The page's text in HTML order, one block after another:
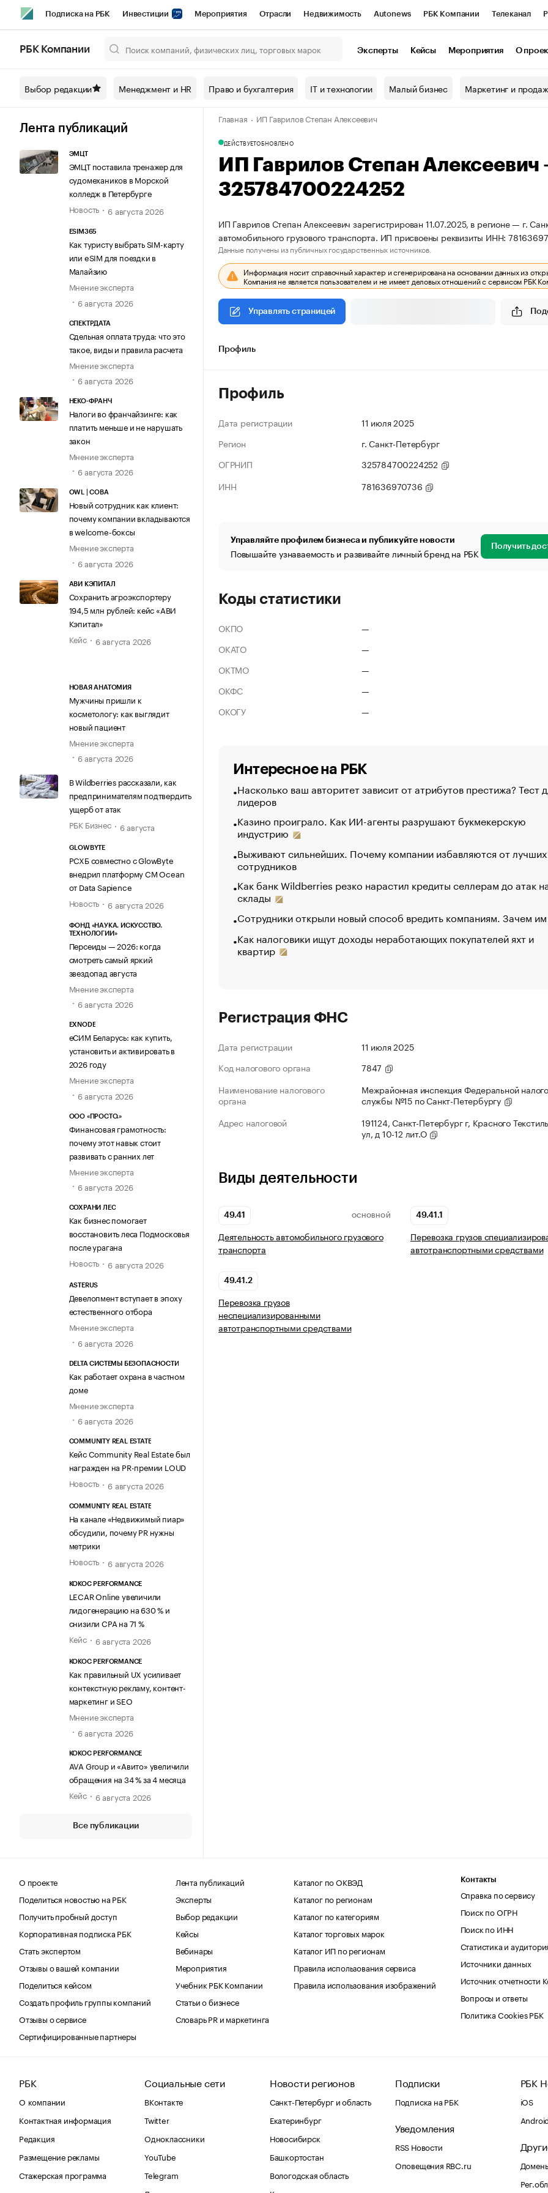
Подписка на РБК Инвестиции Мероприятия Отрасли Недвижимость Autonews РБК Компании Телеканал
Спецпроекты СПб Конференции СПб Спецпроекты Проверка контрагентов
Технологии и медиа Рынок наличной валюты
РБК Компании Эксперты Кейсы Мероприятия О
Выбор редакции Менеджмент и HR Право и бухгалтерия IT и технологии Малый бизнес Маркетинг и
Лента публикаций
ЭМЦТ
ЭМЦТ поставила тренажер для
судомехаников в Морской
колледж в Петербурге
Новость
6 августа 2026
ESIM365
Как туристу выбрать SIM-карту
или eSIM для поездки в
Малайзию
Мнение эксперта
6 августа 2026
СПЕКТРДАТА
Сдельная оплата труда: что это
такое, виды и правила расчета
Мнение эксперта
6 августа 2026
НЕКО-ФРАНЧ
Налоги во франчайзинге: как
платить меньше и не нарушать
закон
Мнение эксперта
6 августа 2026
OWL | СОВА
Новый сотрудник как клиент:
почему компании вкладываются
в welcome-боксы
Мнение эксперта
6 августа 2026
АВИ КЭПИТАЛ
Сохранить агроэкспортеру
194,5 млн рублей: кейс «АВИ
Кэпитал»
Кейс
6 августа 2026
НОВАЯ АНАТОМИЯ
Мужчины пришли к
косметологу: как выглядит
новый пациент
Мнение эксперта
6 августа 2026
В Wildberries рассказали, как
предпринимателям подтвердить
ущерб от атак
РБК Бизнес
6 августа
GLOWBYTE
РСХБ совместно с GlowByte
внедрил платформу CM Ocean
от Data Sapience
Новость
6 августа 2026
ФОНД «НАУКА. ИСКУССТВО.
ТЕХНОЛОГИИ»
Персеиды — 2026: когда
смотреть самый яркий
звездопад августа
Мнение эксперта
6 августа 2026
EXNODE
еСИМ Беларусь: как купить,
установить и активировать в
2026 году
Мнение эксперта
6 августа 2026
ООО «ПРОСТО.»
Финансовая грамотность:
почему этот навык стоит
развивать с ранних лет
Мнение эксперта
6 августа 2026
СОХРАНИ ЛЕС
Как бизнес помогает
восстановить леса Подмосковья
после урагана
Новость
6 августа 2026
ASTERUS
Девелопмент вступает в эпоху
естественного отбора
Мнение эксперта
6 августа 2026
DELTA СИСТЕМЫ БЕЗОПАСНОСТИ
Как работает охрана в частном
доме
Мнение эксперта
6 августа 2026
COMMUNITY REAL ESTATE
Кейс Community Real Estate был
награжден на PR-премии LOUD
Новость
6 августа 2026
COMMUNITY REAL ESTATE
На канале «Недвижимый пиар»
обсудили, почему PR нужны
метрики
Новость
6 августа 2026
KOKOC PERFORMANCE
LECAR Online увеличили
лидогенерацию на 630 % и
снизили CPA на 71 %
Кейс
6 августа 2026
KOKOC PERFORMANCE
Как правильный UX усиливает
контекстную рекламу, контент-
маркетинг и SEO
Мнение эксперта
6 августа 2026
KOKOC PERFORMANCE
AVA Group и «Авито» увеличили
обращения на 34 % за 4 месяца
Кейс
6 августа 2026
Все публикации
Главная ИП Гаврилов Степан Алексеевич
ДЕЙСТВУЕТОБНОВЛЕНО
ИП Гаврилов Степан
325784700224252
ИП Гаврилов Степан Алексеевич зарегистрирован 11.07.2025, в регионе — г.
автомобильного грузового транспорта. ИП присвоены реквизиты ИНН:
Данные получены из публичных государственных источников.
Информация носит справочный характер и сгенерирована на основании данных из
Компания не является пользователем и не имеет деловых отношений с сервисом РБК
Управлять страницей
Профиль
Профиль
Дата регистрации
11 июля 2025
Регион
г. Санкт-Петербург
ОГРНИП
325784700224252
ИНН
781636970736
Управляйте профилем бизнеса и публикуйте новости
Повышайте узнаваемость и развивайте личный бренд на РБК Получить
Коды статистики
ОКПО
—
ОКАТО
—
ОКТМО
—
ОКФС
—
ОКОГУ
—
Интересное на РБК
Насколько ваш авторитет зависит от атрибутов престижа? Тест
лидеров
Казино проиграло. Как ИИ-агенты разрушают букмекерскую
индустрию
Выживают сильнейших. Почему компании избавляются от лучших
сотрудников
Как банк Wildberries резко нарастил кредиты селлерам до атак
склады
Сотрудники открыли новый способ вредить компаниям. Зачем
Как налоговики ищут доходы неработающих покупателей яхт и
квартир
Регистрация ФНС
Дата регистрации
11 июля 2025
Код налогового органа
7847
Наименование налогового
органа
Межрайонная инспекция Федеральной
службы №15 по Санкт-Петербургу
Адрес налоговой
191124, Санкт-Петербург г, Красного
ул, д 10-12 лит.О
Виды деятельности
49.41 ОСНОВНОЙ
Деятельность автомобильного грузового
транспорта
49.41.1
Перевозка грузов
автотранспортными средствами
49.41.2
Перевозка грузов
неспециализированными
автотранспортными средствами
О проекте
Поделиться новостью на РБК
Получить пробный доступ
Корпоративная подписка РБК
Стать экспертом
Отзывы о вашей компании
Поделиться кейсом
Создать профиль группы компаний
Отзывы о сервисе
Сертифицированные партнеры
Лента публикаций
Эксперты
Выбор редакции
Кейсы
Вебинары
Мероприятия
Учебник РБК Компании
Статьи о бизнесе
Словарь PR и маркетинга
Каталог по ОКВЭД
Каталог по регионам
Каталог по категориям
Каталог торговых марок
Каталог ИП по регионам
Правила использования сервиса
Правила использования изображений
Контакты
Справка по сервису
Поиск по ОГРН
Поиск по ИНН
Статистика и
Источники данных
Источник отчетности
Вопросы и ответы
Политика Cookies РБК
РБК
О компании
Контактная информация
Редакция
Размещение рекламы
Стажерская программа
Социальные сети
ВКонтакте
Twitter
Одноклассники
YouTube
Telegram
Новости регионов
Санкт-Петербург и область
Екатеринбург
Новосибирск
Башкортостан
Вологодская область
Подписки
Подписка на РБК
Уведомления
RSS Новости
Оповещения RBC.ru
РБК
iOS